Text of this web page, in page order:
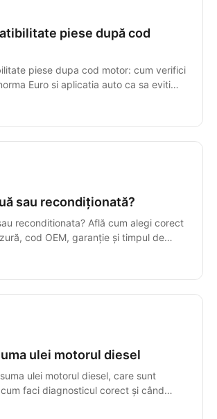
piese după cod
piese dupa cod motor: cum verifici
Euro si aplicatia auto ca sa eviti
sau recondiționată?
reconditionata? Află cum alegi corect
cod OEM, garanție și timpul de
ulei motorul diesel
ulei motorul diesel, care sunt
faci diagnosticul corect și când